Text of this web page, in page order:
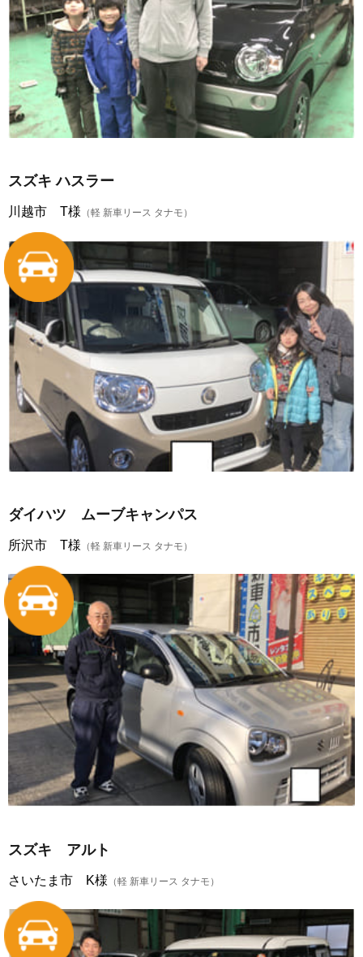
スズキ ハスラー
川越市 T様 （軽 新車リース タナモ）
ダイハツ ムーブキャンパス
所沢市 T様 （軽 新車リース タナモ）
スズキ アルト
さいたま市 K様 （軽 新車リース タナモ）